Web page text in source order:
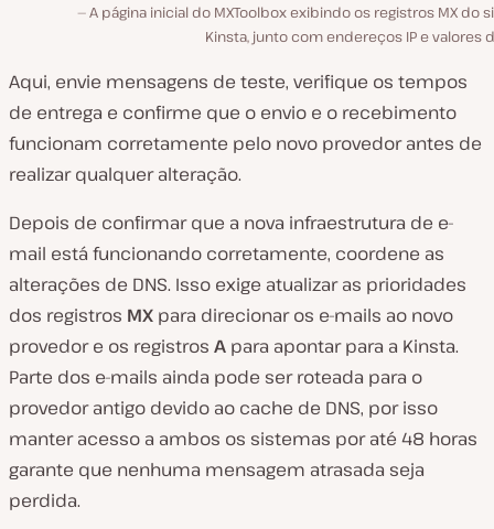
A página inicial do MXToolbox exibindo os registros MX do
Kinsta, junto com endereços IP e valores
Aqui, envie mensagens de teste, verifique os tempos
de entrega e confirme que o envio e o recebimento
funcionam corretamente pelo novo provedor antes de
realizar qualquer alteração.
Depois de confirmar que a nova infraestrutura de e-
mail está funcionando corretamente, coordene as
alterações de DNS. Isso exige atualizar as prioridades
dos registros MX para direcionar os e-mails ao novo
provedor e os registros A para apontar para a Kinsta.
Parte dos e-mails ainda pode ser roteada para o
provedor antigo devido ao cache de DNS, por isso
manter acesso a ambos os sistemas por até 48 horas
garante que nenhuma mensagem atrasada seja
perdida.